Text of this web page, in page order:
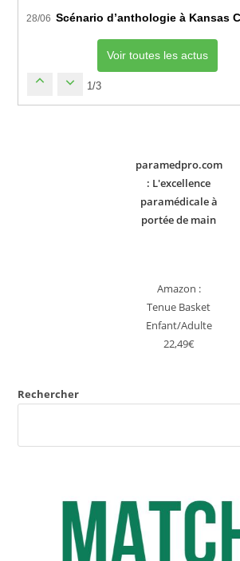
28/06 Scénario d’anthologie à Kansas
Voir toutes les actus
1/3
paramedpro.com
: L'excellence
paramédicale à
portée de main
Amazon :
Tenue Basket
Enfant/Adulte
22,49€
Rechercher